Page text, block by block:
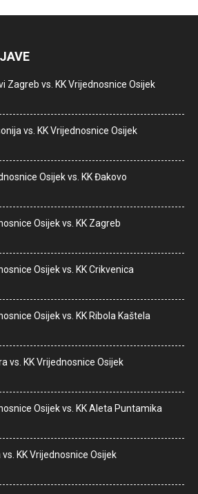
Zagreb vs. KK Vrijednosnice Osijek
vs. KK Vrijednosnice Osijek
Osijek vs. KK Đakovo
Osijek vs. KK Zagreb
Osijek vs. KK Crikvenica
Osijek vs. KK Ribola Kaštela
vs. KK Vrijednosnice Osijek
Osijek vs. KK Aleta Puntamika
KK Vrijednosnice Osijek